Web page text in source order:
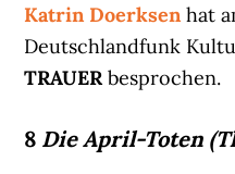
Katrin Doerksen hat
Deutschlandfunk
TRAUERbesprochen.
8 Die April-Toten